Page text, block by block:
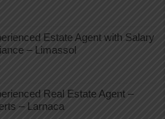
Estate Agent with Salary
– Limassol
Real Estate Agent –
– Larnaca